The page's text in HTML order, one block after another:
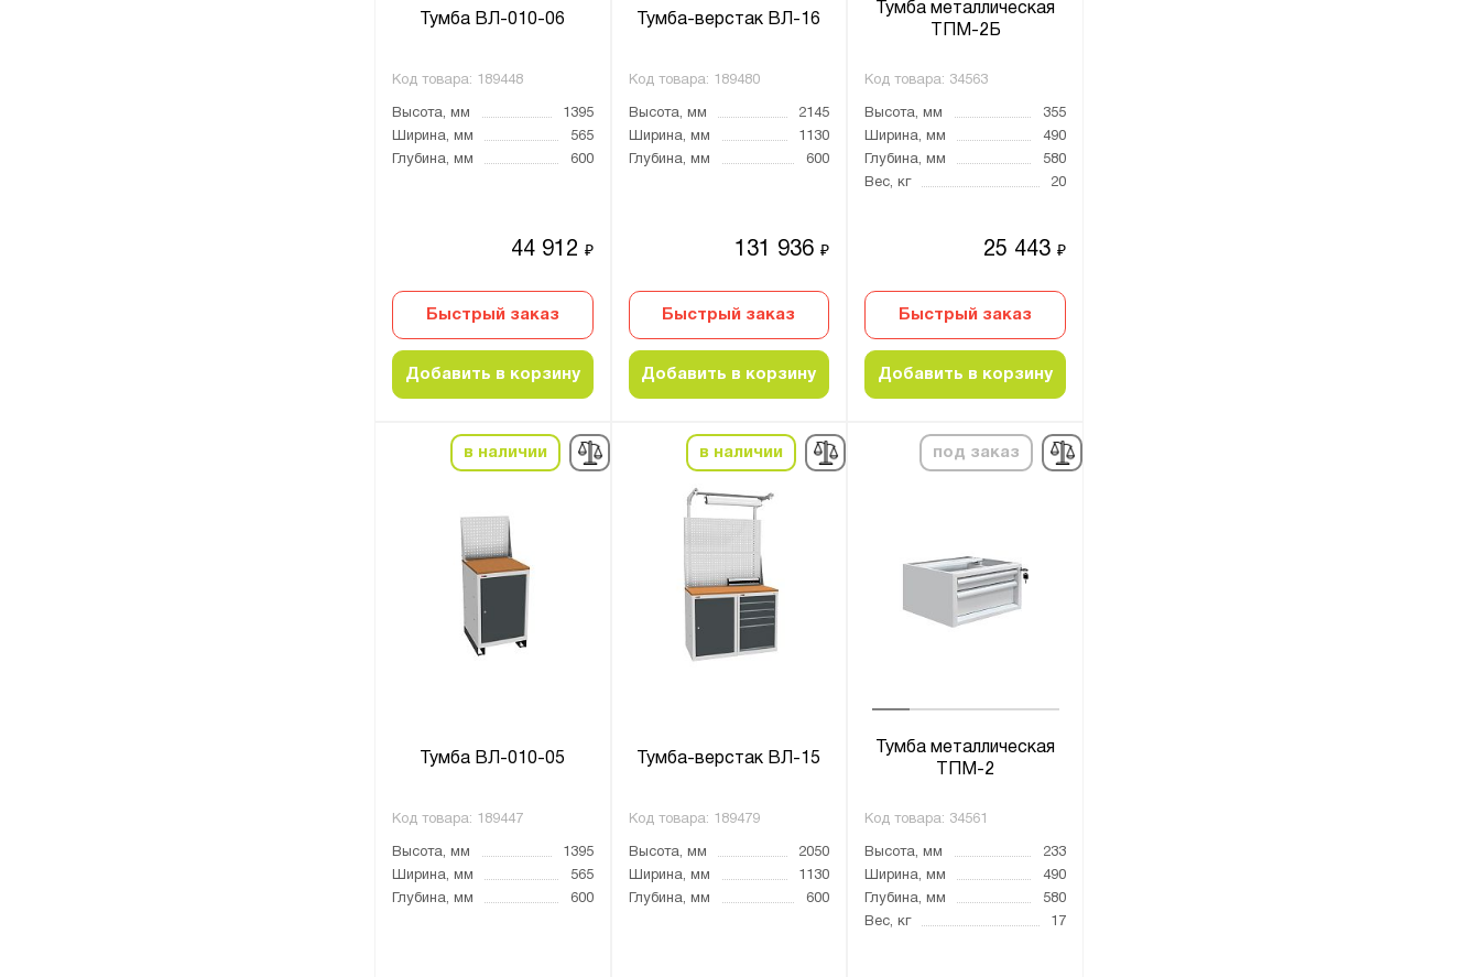
Тумба ВЛ-010-06
Код товара: 189448
Высота, мм
1395
Ширина, мм
565
Глубина, мм
600
44 912 ₽
Быстрый заказ
Добавить в корзину
Тумба-верстак ВЛ-16
Код товара: 189480
Высота, мм
2145
Ширина, мм
1130
Глубина, мм
600
131 936₽
Быстрый заказ
Добавить в корзину
Тумба металлическая
ТПМ-2Б
Код товара: 34563
Высота, мм
355
Ширина, мм
490
Глубина, мм
580
Вес, кг
20
25 443 ₽
Быстрый заказ
Добавить в корзину
в наличии
Тумба ВЛ-010-05
Код товара: 189447
Высота, мм
1395
Ширина, мм
565
Глубина, мм
600
в наличии
Тумба-верстак ВЛ-15
Код товара: 189479
Высота, мм
2050
Ширина, мм
1130
Глубина, мм
600
под заказ
Тумба металлическая
ТПМ-2
Код товара: 34561
Высота, мм
233
Ширина, мм
490
Глубина, мм
580
Вес, кг
17